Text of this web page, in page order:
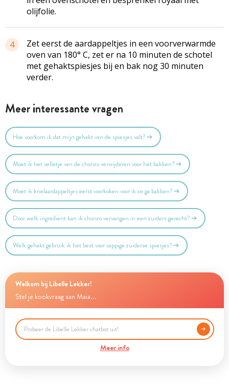
olijfolie.
4
Zet eerst de aardappeltjes in een voorverwarmde
oven van 180° C, zet er na 10 minuten de schotel
met gehaktspiesjes bij en bak nog 30 minuten
verder.
Meer interessante vragen
Hoe voorkom ik dat mijn gehakt van de spiesjes valt?
Moet ik het velletje van de chorizo verwijderen voor het bakken?
Moet ik krielaardappeltjes eerst voorkoken voor ik ze ga bakken?
Door welk ingrediënt kan ik chorizo vervangen in een zuiders gerecht?
Welk gehakt gebruik ik het best voor sappige zuiderse spiesjes?
Welkom bij Libelle Lekker!
Stel je kookvraag aan Maia...
Meer info